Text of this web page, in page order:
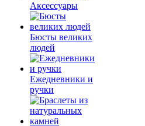
Аксессуары
Бюсты великих
людей
Ежедневники и
ручки